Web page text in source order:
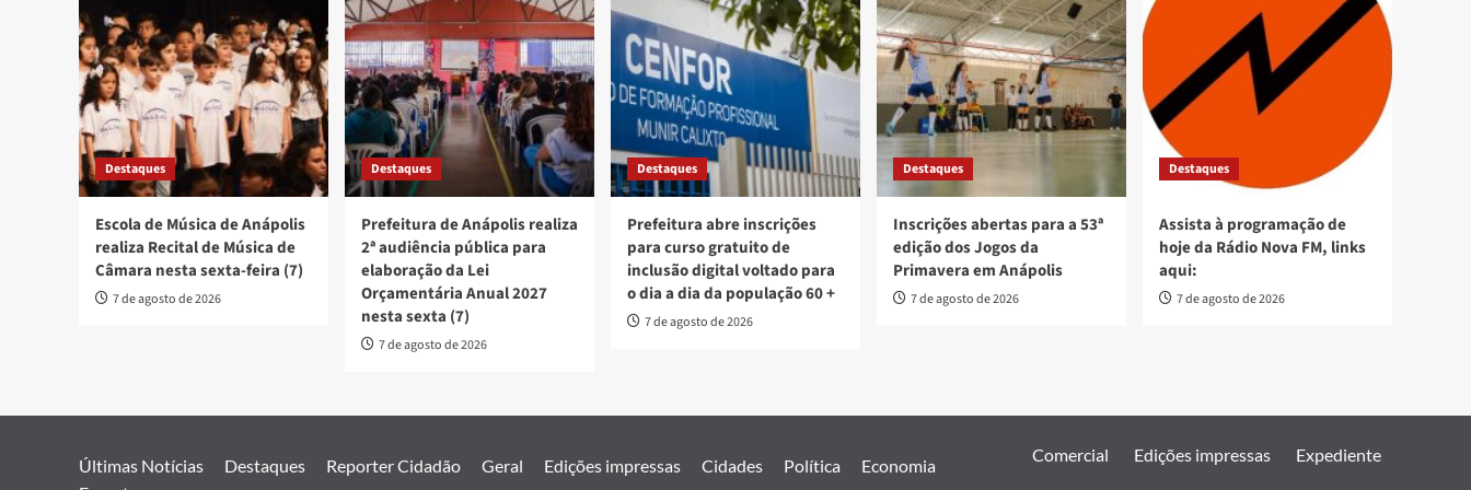
Destaques
Escola de Música de Anápolis
realiza Recital de Música de
Câmara nesta sexta-feira (7)
7 de agosto de 2026
Destaques
Prefeitura de Anápolis realiza
2ª audiência pública para
elaboração da Lei
Orçamentária Anual 2027
nesta sexta (7)
7 de agosto de 2026
Destaques
Prefeitura abre inscrições
para curso gratuito de
inclusão digital voltado para
o dia a dia da população 60 +
7 de agosto de 2026
Destaques
Inscrições abertas para a 53ª
edição dos Jogos da
Primavera em Anápolis
7 de agosto de 2026
Destaques
Assista à programação de
hoje da Rádio Nova FM, links
aqui:
7 de agosto de 2026
Últimas Notícias Destaques Reporter Cidadão Geral Edições impressas Cidades Política
Economia
Comercial Edições impressas Expediente